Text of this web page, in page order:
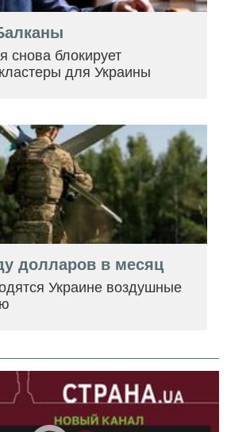
снова блокирует
для Украины
долларов в месяц
Украине воздушные